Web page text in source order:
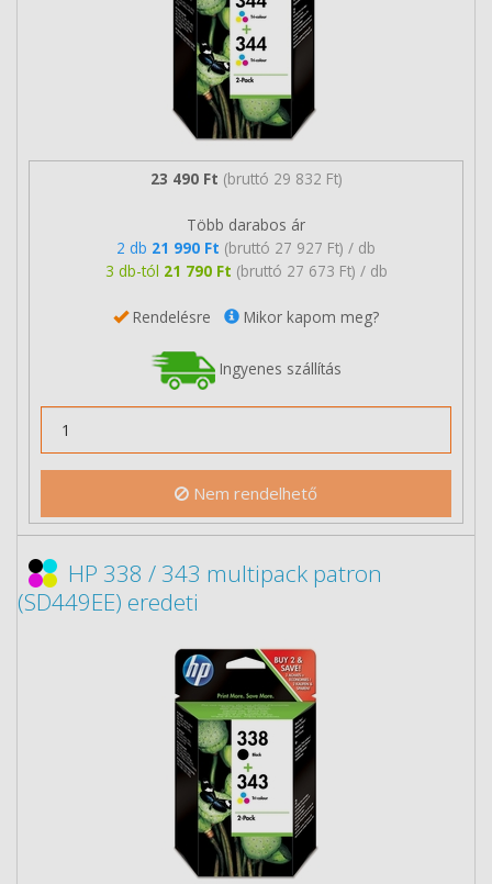
23 490 Ft (bruttó 29 832 Ft)
Több darabos ár
2 db 21 990 Ft (bruttó 27 927 Ft) / db
3 db-tól 21 790 Ft (bruttó 27 673 Ft) / db
Rendelésre Mikor kapom meg?
Ingyenes szállítás
Nem rendelhető
HP 338 / 343 multipack patron
(SD449EE) eredeti